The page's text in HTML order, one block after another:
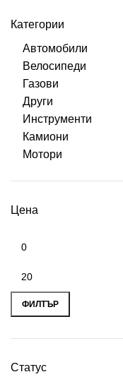
Категории
Автомобили
Велосипеди
Газови
Други
Инструменти
Камиони
Мотори
Цена
ФИЛТЪР
Статус